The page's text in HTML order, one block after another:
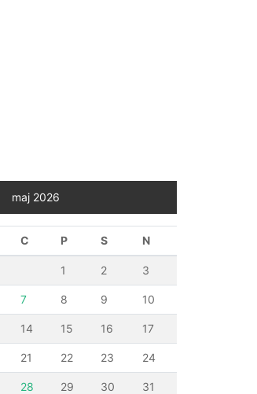
maj 2026
C P S N
1 2 3
7 8 9 10
14 15 16 17
21 22 23 24
28 29 30
31